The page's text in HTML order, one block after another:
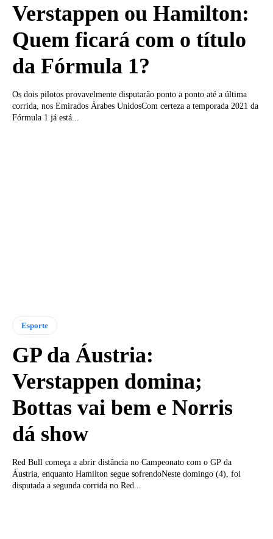
Verstappen ou Hamilton:
Quem ficará com o título
da Fórmula 1?
Os dois pilotos provavelmente disputarão ponto a ponto até a última
corrida, nos Emirados Árabes UnidosCom certeza a temporada 2021 da
Fórmula 1 já está...
Esporte
GP da Áustria:
Verstappen domina;
Bottas vai bem e Norris
dá show
Red Bull começa a abrir distância no Campeonato com o GP da
Áustria, enquanto Hamilton segue sofrendoNeste domingo (4), foi
disputada a segunda corrida no Red...